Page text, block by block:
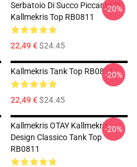
Serbatoio Di Succo Piccante Di
Kallmekris Top RB0811
22,49 €$24.45
-20%
Kallmekris Tank Top RB0811
22,49 €$24.45
-20%
Kallmekris OTAY Kallmekris
Design Classico Tank Top
RB0811
-20%